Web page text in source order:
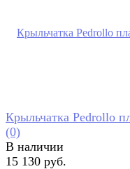
Крыльчатка Pedrollo
(0)
В наличии
15 130 руб.